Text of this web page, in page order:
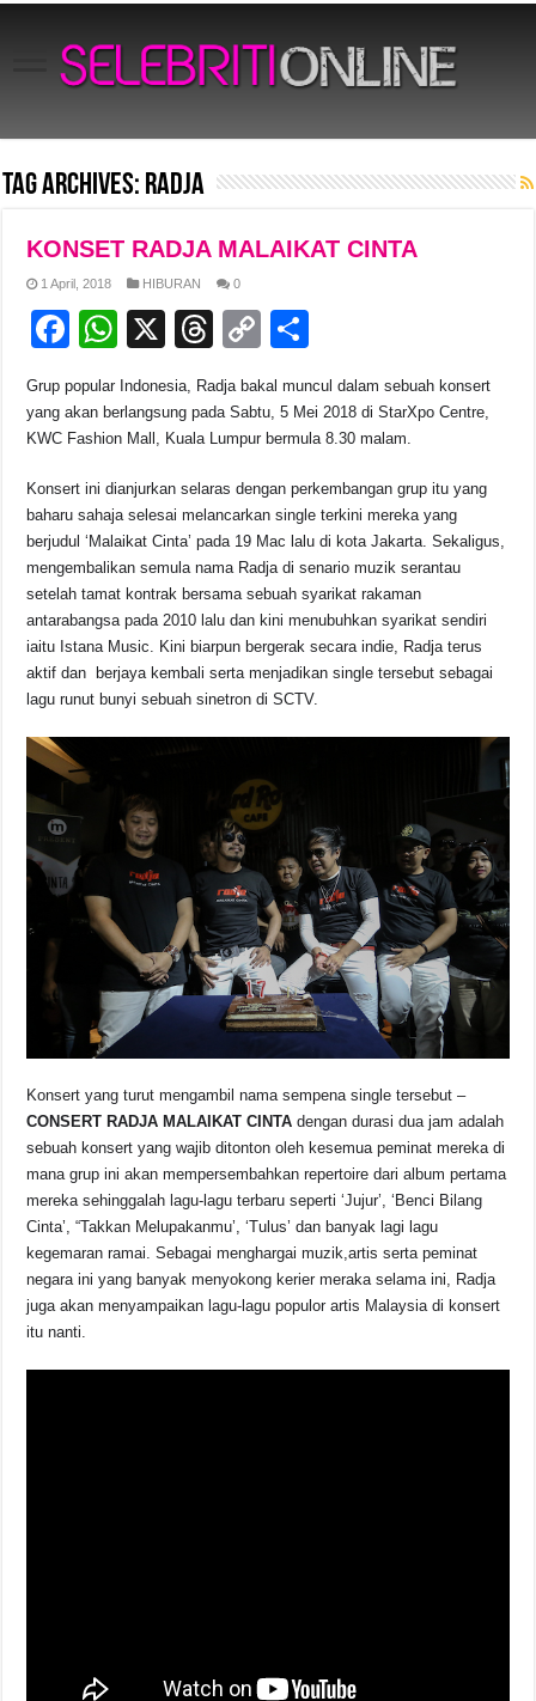
Tag Archives: RADJA
KONSET RADJA MALAIKAT CINTA
1 April, 2018 HIBURAN 0
F
c
e
b
o
o
k
W
at
s
A
p
p
X
T
e
a
d
s
C
p
y
Li
n
k
ar
e
Grup popular Indonesia, Radja bakal muncul dalam sebuah konsert
yang akan berlangsung pada Sabtu, 5 Mei 2018 di StarXpo Centre,
KWC Fashion Mall, Kuala Lumpur bermula 8.30 malam.
Konsert ini dianjurkan selaras dengan perkembangan grup itu yang
baharu sahaja selesai melancarkan single terkini mereka yang
berjudul ‘Malaikat Cinta’ pada 19 Mac lalu di kota Jakarta. Sekaligus,
mengembalikan semula nama Radja di senario muzik serantau
setelah tamat kontrak bersama sebuah syarikat rakaman
antarabangsa pada 2010 lalu dan kini menubuhkan syarikat sendiri
iaitu Istana Music. Kini biarpun bergerak secara indie, Radja terus
aktif dan berjaya kembali serta menjadikan single tersebut sebagai
lagu runut bunyi sebuah sinetron di SCTV.
Konsert yang turut mengambil nama sempena single tersebut –
CONSERT RADJA MALAIKAT CINTA dengan durasi dua jam adalah
sebuah konsert yang wajib ditonton oleh kesemua peminat mereka di
mana grup ini akan mempersembahkan repertoire dari album pertama
mereka sehinggalah lagu-lagu terbaru seperti ‘Jujur’, ‘Benci Bilang
Cinta’, “Takkan Melupakanmu’, ‘Tulus’ dan banyak lagi lagu
kegemaran ramai. Sebagai menghargai muzik,artis serta peminat
negara ini yang banyak menyokong kerier meraka selama ini, Radja
juga akan menyampaikan lagu-lagu populor artis Malaysia di konsert
itu nanti.